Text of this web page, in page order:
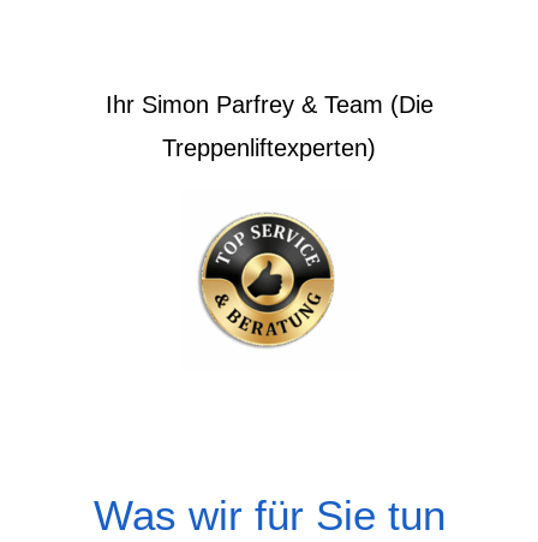
Ihr Simon Parfrey & Team (Die
Treppenliftexperten)
Was wir für Sie tun